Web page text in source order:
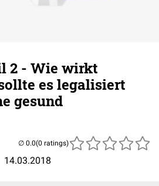
2 - Wie wirkt
es legalisiert
gesund
14.03.2018
(0 ratings)